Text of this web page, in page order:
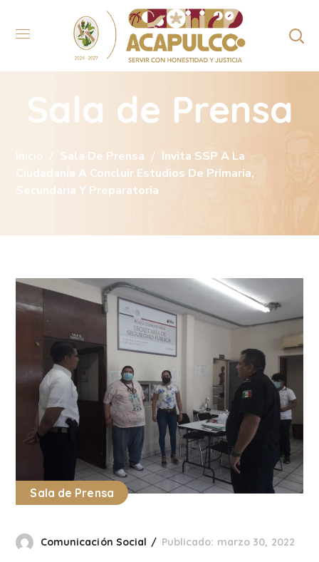
Sala de Prensa
Inicio Sala De Prensa
Invita SSP A La
Ciudadanía A Concluir Estudios De Primaria,
Secundaria Y Preparatoria
Sala de Prensa
Comunicación Social Publicado: marzo 30, 2022